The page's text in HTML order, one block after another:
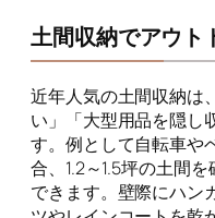
土間収納でアウト
近年人気の土間収納は
い」「大型用品を隠し
す。例として自転車や
合、1.2～1.5坪の土間
できます。壁際にハン